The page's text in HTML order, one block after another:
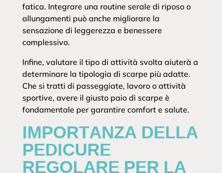
fatica. Integrare una routine serale di riposo o
allungamenti può anche migliorare la
sensazione di leggerezza e benessere
complessivo.
Infine, valutare il tipo di attività svolta aiuterà a
determinare la tipologia di scarpe più adatte.
Che si tratti di passeggiate, lavoro o attività
sportive, avere il giusto paio di scarpe è
fondamentale per garantire comfort e salute.
IMPORTANZA DELLA
PEDICURE